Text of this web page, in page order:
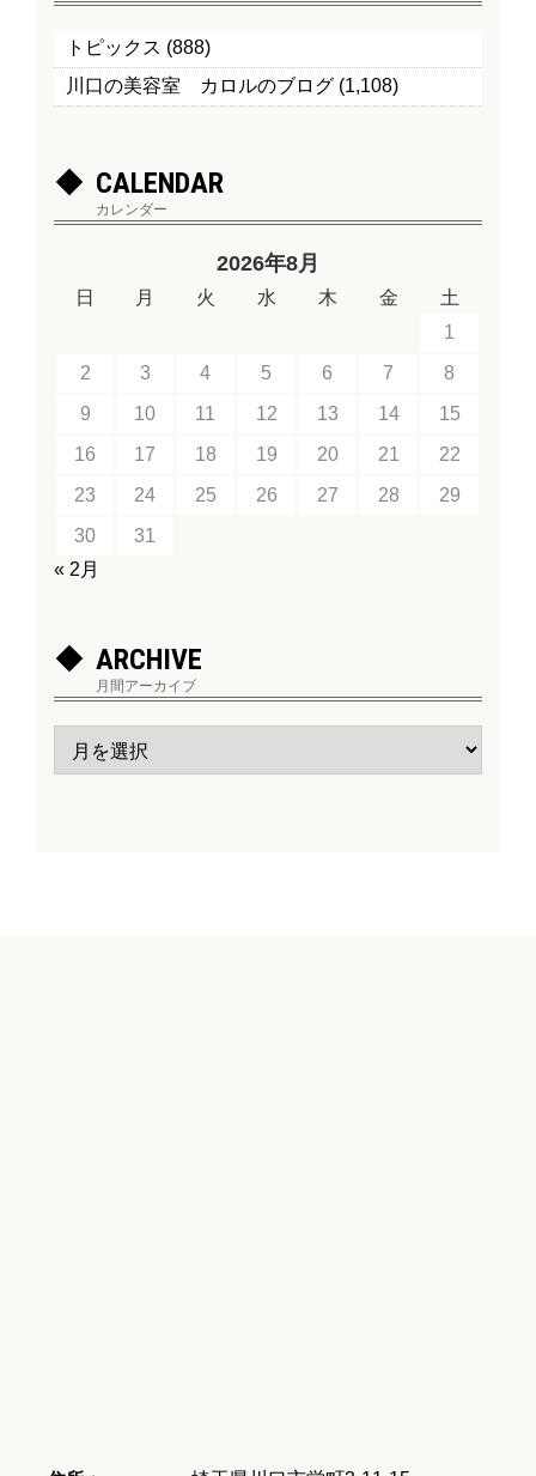
トピックス (888)
川口の美容室 カロルのブログ (1,108)
CALENDAR
カレンダー
2026年8月
日 月 火 水 木 金
土
1
2
3 4 5 6 7
8
9
10 11 12 13 14
15
16
17 18 19 20 21
22
23
24 25 26 27 28
29
30
31
« 2月
ARCHIVE
月間アーカイブ